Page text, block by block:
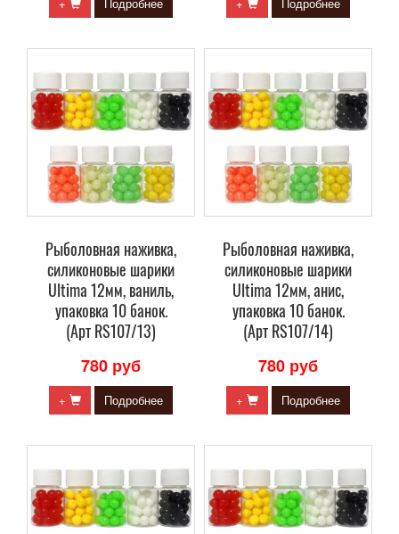
Рыболовная наживка,
силиконовые шарики
Ultima 12мм, ваниль,
упаковка 10 банок.
(Арт RS107/13)
780 руб
+ Подробнее
Рыболовная наживка,
силиконовые шарики
Ultima 12мм, анис,
упаковка 10 банок.
(Арт RS107/14)
780 руб
+ Подробнее